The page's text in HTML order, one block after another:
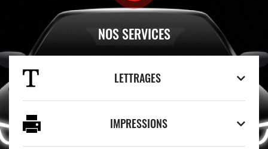
NOS SERVICES
LETTRAGES
IMPRESSIONS